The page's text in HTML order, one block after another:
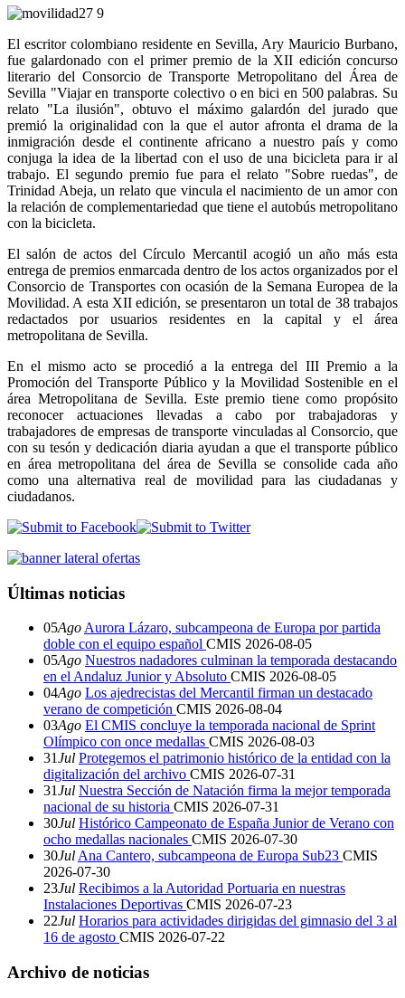
El escritor colombiano residente en Sevilla, Ary Mauricio Burbano,
fue galardonado con el primer premio de la XII edición concurso
literario del Consorcio de Transporte Metropolitano del Área de
Sevilla "Viajar en transporte colectivo o en bici en 500 palabras. Su
relato "La ilusión", obtuvo el máximo galardón del jurado que
premió la originalidad con la que el autor afronta el drama de la
inmigración desde el continente africano a nuestro país y como
conjuga la idea de la libertad con el uso de una bicicleta para ir al
trabajo. El segundo premio fue para el relato "Sobre ruedas", de
Trinidad Abeja, un relato que vincula el nacimiento de un amor con
la relación de complementariedad que tiene el autobús metropolitano
con la bicicleta.
El salón de actos del Círculo Mercantil acogió un año más esta
entrega de premios enmarcada dentro de los actos organizados por el
Consorcio de Transportes con ocasión de la Semana Europea de la
Movilidad. A esta XII edición, se presentaron un total de 38 trabajos
redactados por usuarios residentes en la capital y el área
metropolitana de Sevilla.
En el mismo acto se procedió a la entrega del III Premio a la
Promoción del Transporte Público y la Movilidad Sostenible en el
área Metropolitana de Sevilla. Este premio tiene como propósito
reconocer actuaciones llevadas a cabo por trabajadoras y
trabajadores de empresas de transporte vinculadas al Consorcio, que
con su tesón y dedicación diaria ayudan a que el transporte público
en área metropolitana del área de Sevilla se consolide cada año
como una alternativa real de movilidad para las ciudadanas y
ciudadanos.
Últimas noticias
05Ago Aurora Lázaro, subcampeona de Europa por partida
doble con el equipo español CMIS 2026-08-05
05Ago Nuestros nadadores culminan la temporada destacando
en el Andaluz Junior y Absoluto CMIS 2026-08-05
04Ago Los ajedrecistas del Mercantil firman un destacado
verano de competición CMIS 2026-08-04
03Ago El CMIS concluye la temporada nacional de Sprint
Olímpico con once medallas CMIS 2026-08-03
31Jul Protegemos el patrimonio histórico de la entidad con la
digitalización del archivo CMIS 2026-07-31
31Jul Nuestra Sección de Natación firma la mejor temporada
nacional de su historia CMIS 2026-07-31
30Jul Histórico Campeonato de España Junior de Verano con
ocho medallas nacionales CMIS 2026-07-30
30Jul Ana Cantero, subcampeona de Europa Sub23 CMIS
2026-07-30
23Jul Recibimos a la Autoridad Portuaria en nuestras
Instalaciones Deportivas CMIS 2026-07-23
22Jul Horarios para actividades dirigidas del gimnasio del 3 al
16 de agosto CMIS 2026-07-22
Archivo de noticias